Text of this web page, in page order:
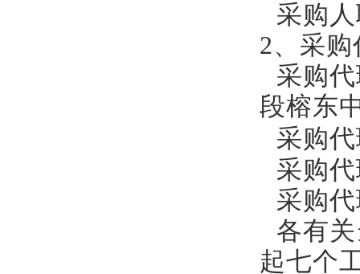
采购
2、采
采购
段榕东
采购
采购
采购
各有
起七个